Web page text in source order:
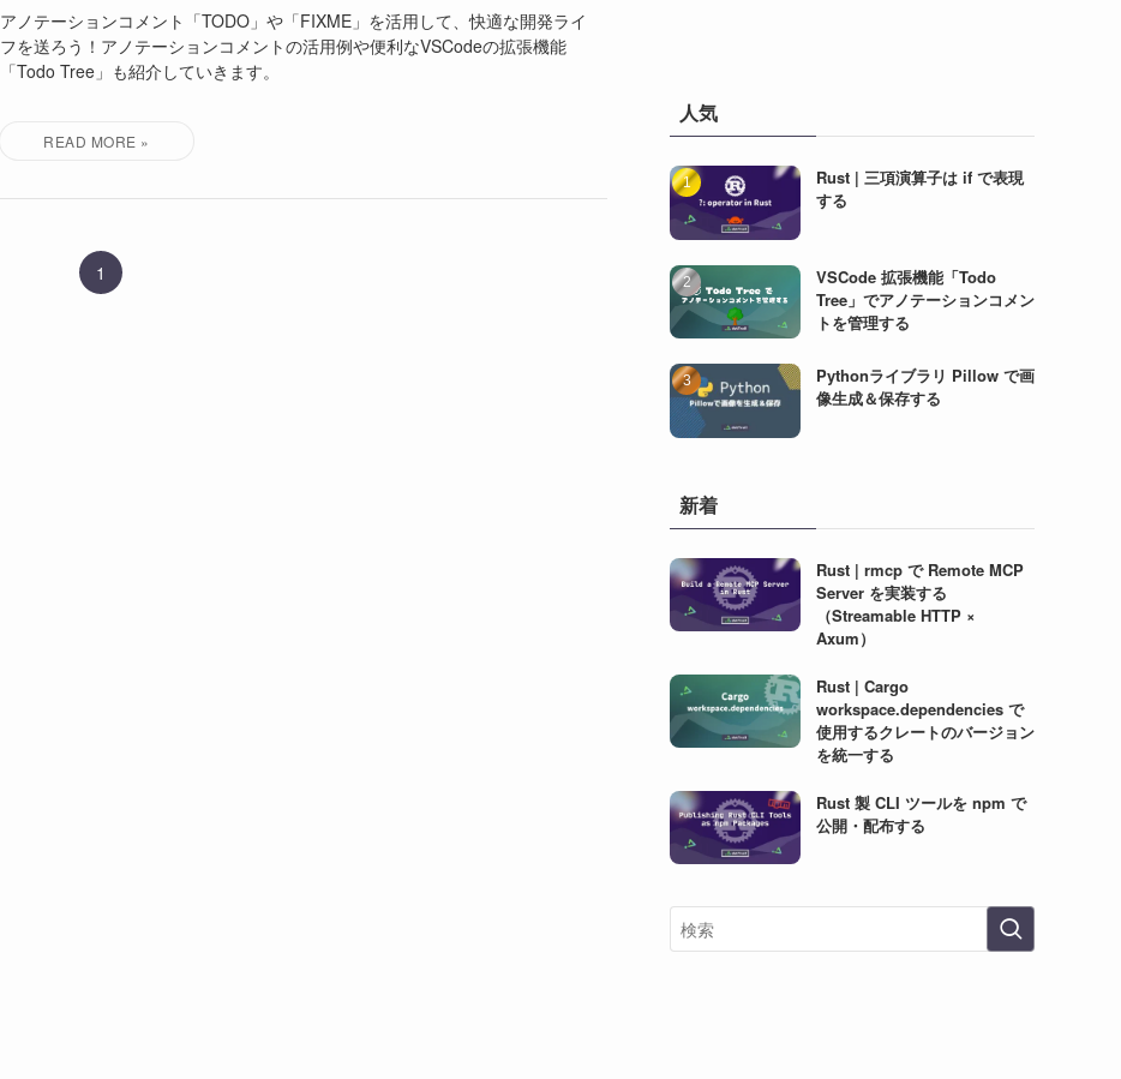
アノテーションコメント「TODO」や「FIXME」を活用して、快適な開発ライ
フを送ろう！アノテーションコメントの活用例や便利なVSCodeの拡張機能
「Todo Tree」も紹介していきます。
1
人気
Rust | 三項演算子は if で表現
する
VSCode 拡張機能「Todo
Tree」でアノテーションコメン
トを管理する
Pythonライブラリ Pillow で画
像生成＆保存する
新着
Rust | rmcp で Remote MCP
Server を実装する
（Streamable HTTP ×
Axum）
Rust | Cargo
workspace.dependencies で
使用するクレートのバージョン
を統一する
Rust 製 CLI ツールを npm で
公開・配布する